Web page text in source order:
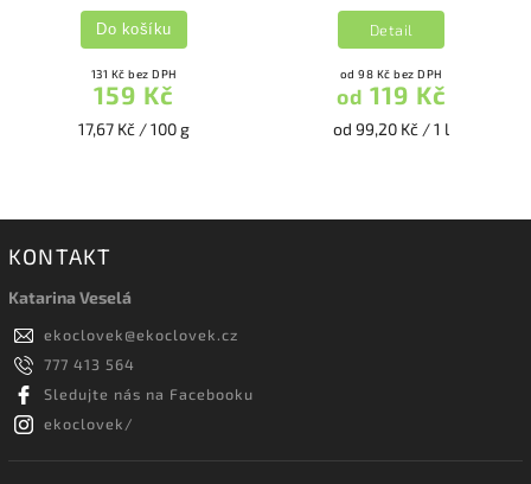
131 Kč bez DPH
159 Kč
17,67 Kč / 100 g
Do košíku
od 98 Kč bez DPH
od 119 Kč
od 99,20 Kč / 1 l
Detail
KONTAKT
Katarina Veselá
ekoclovek@ekoclovek.cz
777 413 564
Sledujte nás na Facebooku
ekoclovek/